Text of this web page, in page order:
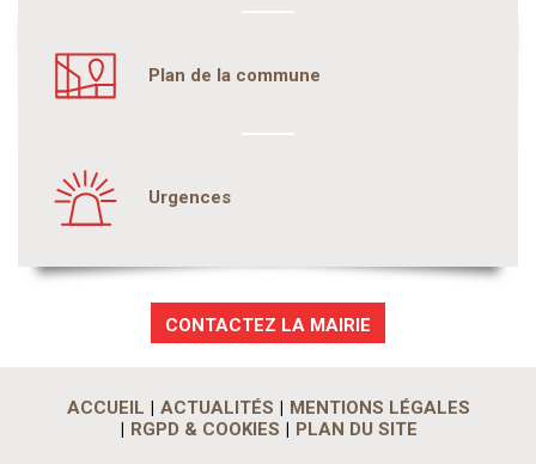
Plan de la commune
Urgences
CONTACTEZ LA MAIRIE
ACCUEIL ACTUALITÉS
MENTIONS LÉGALES
RGPD & COOKIES
PLAN DU SITE